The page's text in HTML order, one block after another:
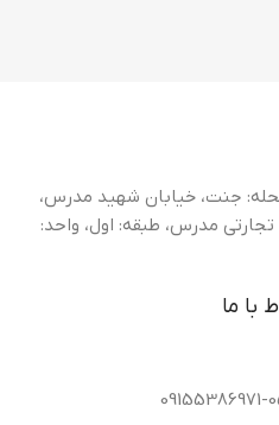
جنت، خیابان شهید مدرس،
مدرس 8 - مجتمع تجارتی مدرس، طبقه: اول، واحد:
با ما
09155386971-